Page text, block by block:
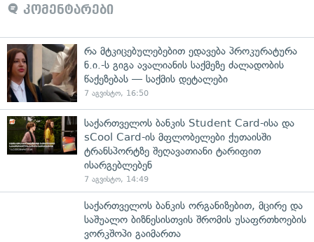
კომენტარები
რა მტკიცებულებებით ედავება პროკურატურა
ნ.ი.-ს გიგა ავალიანის საქმეზე ძალადობის
წაქეზებას — საქმის დეტალები
7 აგვისტო, 16:50
საქართველოს ბანკის Student Card-ისა და
sCool Card-ის მფლობელები ქუთაისში
ტრანსპორტზე შეღავათიანი ტარიფით
ისარგებლებენ
7 აგვისტო, 14:49
საქართველოს ბანკის ორგანიზებით, მცირე და
საშუალო ბიზნესისთვის შრომის უსაფრთხოების
ვორკშოპი გაიმართა